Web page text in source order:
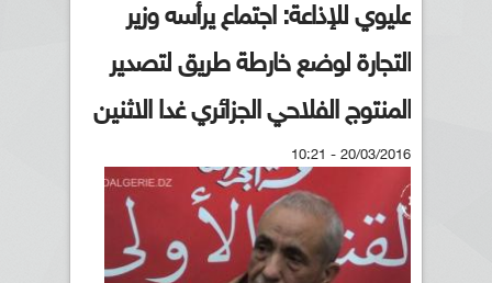
عليوي للإذاعة: اجتماع يرأسه وزير
التجارة لوضع خارطة طريق لتصدير
المنتوج الفلاحي الجزائري غدا الاثنين
20/03/2016 - 10:21